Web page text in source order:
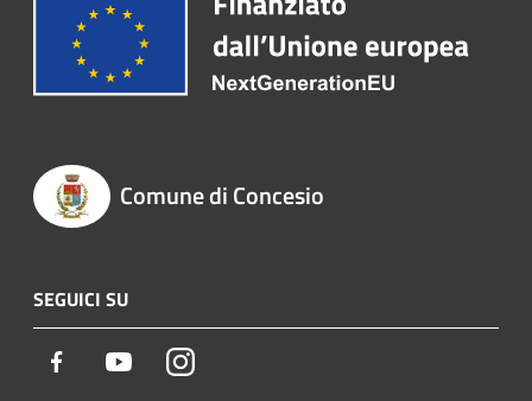
Comune di Concesio
SEGUICI SU
Facebook YoutubeInstagram